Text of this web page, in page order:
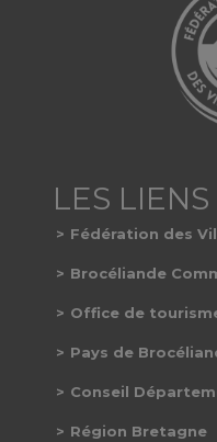
Fédération des
Brocéliande
Office de
Pays de
Conseil
Région Bretagne